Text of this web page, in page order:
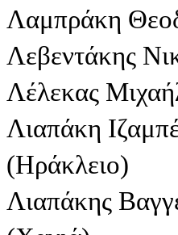
Λαμπράκη
Λεβεντάκης
Λέλεκας
Λιαπάκη
(Ηράκλειο)
Λιαπάκης